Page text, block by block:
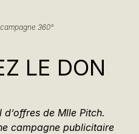
360°
LE DON
de Mlle Pitch.
campagne publicitaire